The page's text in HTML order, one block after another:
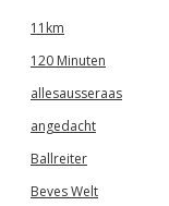
11km
120 Minuten
allesausseraas
angedacht
Ballreiter
Beves Welt